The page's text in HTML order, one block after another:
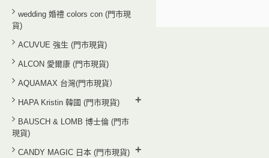
wedding 婚禮 colors con (門市現
貨)
ACUVUE 強生 (門市現貨)
ALCON 愛爾康 (門市現貨)
AQUAMAX 台灣(門市現貨）
HAPA Kristin 韓國 (門市現貨) +
BAUSCH & LOMB 博士倫 (門市
現貨)
CANDY MAGIC 日本 (門市現貨) +